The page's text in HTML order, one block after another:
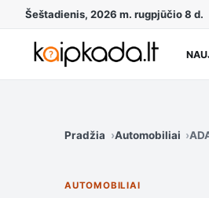
Šeštadienis, 2026 m. rugpjūčio 8 d.
Pradžia Automobiliai
AUTOMOBILIAI